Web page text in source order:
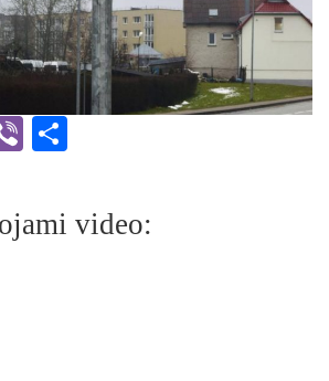
Viber
video: